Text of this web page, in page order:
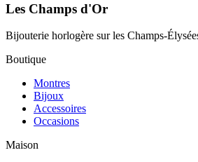
Les Champs d'Or
Bijouterie horlogère sur les Champs-
Boutique
Montres
Bijoux
Accessoires
Occasions
Maison